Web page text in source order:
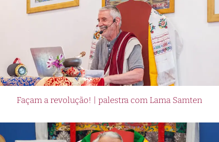
Façam a revolução! | palestra com Lama Samten